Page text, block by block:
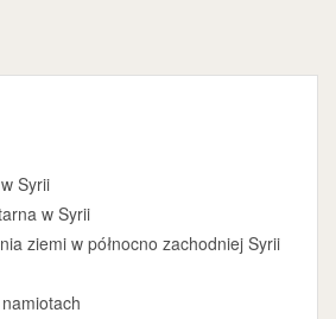
Syrii
w Syrii
ziemi w północno zachodniej Syrii